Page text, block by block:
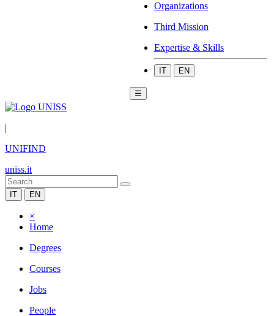
Organizations
Third Mission
Expertise & Skills
IT EN
☰
|
UNIFIND
uniss.it
IT EN
×
Home
Degrees
Courses
Jobs
People